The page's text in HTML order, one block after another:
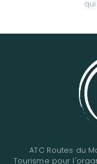
ATC Routes du
Tourisme pour